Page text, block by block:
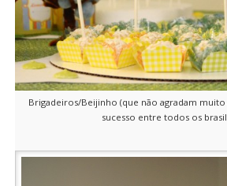
Brigadeiros/Beijinho (que não agradam muito
sucesso entre todos os